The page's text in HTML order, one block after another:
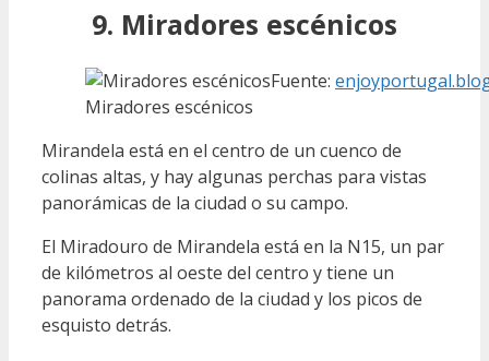
9. Miradores escénicos
Fuente:
Miradores escénicos
Mirandela está en el centro de un cuenco de
colinas altas, y hay algunas perchas para vistas
panorámicas de la ciudad o su campo.
El Miradouro de Mirandela está en la N15, un par
de kilómetros al oeste del centro y tiene un
panorama ordenado de la ciudad y los picos de
esquisto detrás.